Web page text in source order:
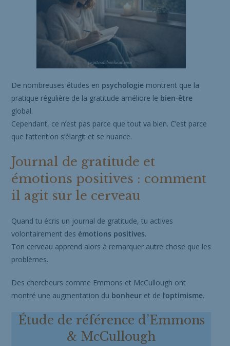
De nombreuses études en psychologie montrent que la
pratique régulière de la gratitude améliore le bien-être
global.
Cependant, ce n’est pas parce que tout va bien. C’est parce
que l’attention s’élargit et se nuance.
Journal de gratitude et
émotions positives : comment
il agit sur le cerveau
Quand tu écris un journal de gratitude, tu actives
volontairement des émotions positives.
Ton cerveau apprend alors à remarquer autre chose que les
problèmes.
Des chercheurs comme Emmons et McCullough ont
montré une augmentation du bonheuret de l’optimisme.
Étude de référence d’Emmons
& McCullough